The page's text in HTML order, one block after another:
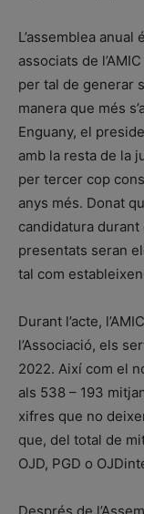
L’assemblea
associats de
per tal de generar
manera que més
Enguany, el
amb la resta de la
per tercer cop
anys més. Donat
candidatura
presentats seran
tal com
Durant l’acte,
l’Associació, els
2022. Així com el
als 538 – 193
xifres que no
que, del total de
OJD, PGD o